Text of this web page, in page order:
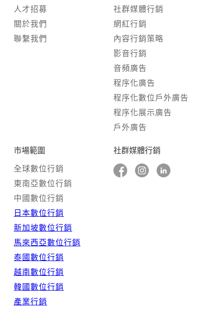
社群媒體行銷
人才招募
關於我們
聯繫我們
社群媒體行銷
網紅行銷
內容行銷策略
影音行銷
音頻廣告
程序化廣告
程序化數位戶外廣告
程序化展示廣告
戶外廣告
市場範圍
全球數位行銷
東南亞數位行銷
中國數位行銷
日本數位行銷
新加坡數位行銷
馬來西亞數位行銷
泰國數位行銷
越南數位行銷
韓國數位行銷
產業行銷